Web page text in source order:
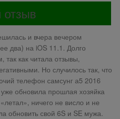
и вчера вечером
два) на iOS 11.1. Долго
так как читала отзывы,
Но случилось так, что
телефон самсунг а5 2016
обновила прошлая хозяйка
ничего не висло и не
обновить свой 6S и SE мужа.